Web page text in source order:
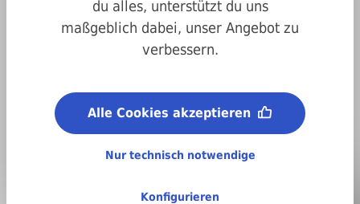
du alles, unterstützt du uns
maßgeblich dabei, unser Angebot zu
verbessern.
Alle Cookies akzeptieren
Nur technisch notwendige
Konfigurieren